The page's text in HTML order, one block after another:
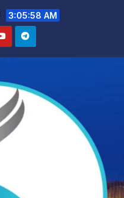
3:06:00 AM